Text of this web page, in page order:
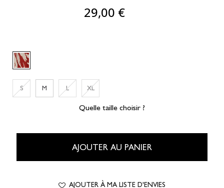
29,00 €
S M L XL
Quelle taille choisir ?
AJOUTER AU PANIER
AJOUTER À MA LISTE D'ENVIES